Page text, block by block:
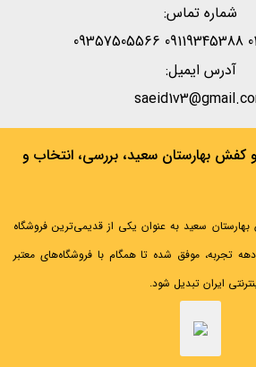
شماره تماس:
آدرس ایمیل:
کفش بهارستان سعید، بررسی، انتخاب و
سعید به عنوان یکی از قدیمی‌ترین فروشگاه
تجربه، موفق شده تا همگام با فروشگاه‌های معتبر
ایران تبدیل شود.